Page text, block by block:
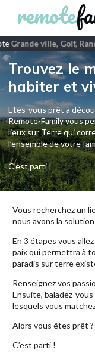
Grande ville, Golf,
Trouvez le
habiter et
Etes-vous prêt à
Remote-Family vous
lieux sur Terre qui
l’ensemble de votre
C'est parti !
Vous recherchez un
nous avons la solution
En 3 étapes vous
paix qui permettra à
paradis sur terre
Renseignez vos
Ensuite, baladez-
lesquels vous
Alors vous êtes prêt ?
C’est parti !